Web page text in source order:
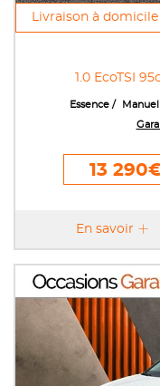
Livraison à domicile
1.0 EcoTSI
Essence
13
En savoir